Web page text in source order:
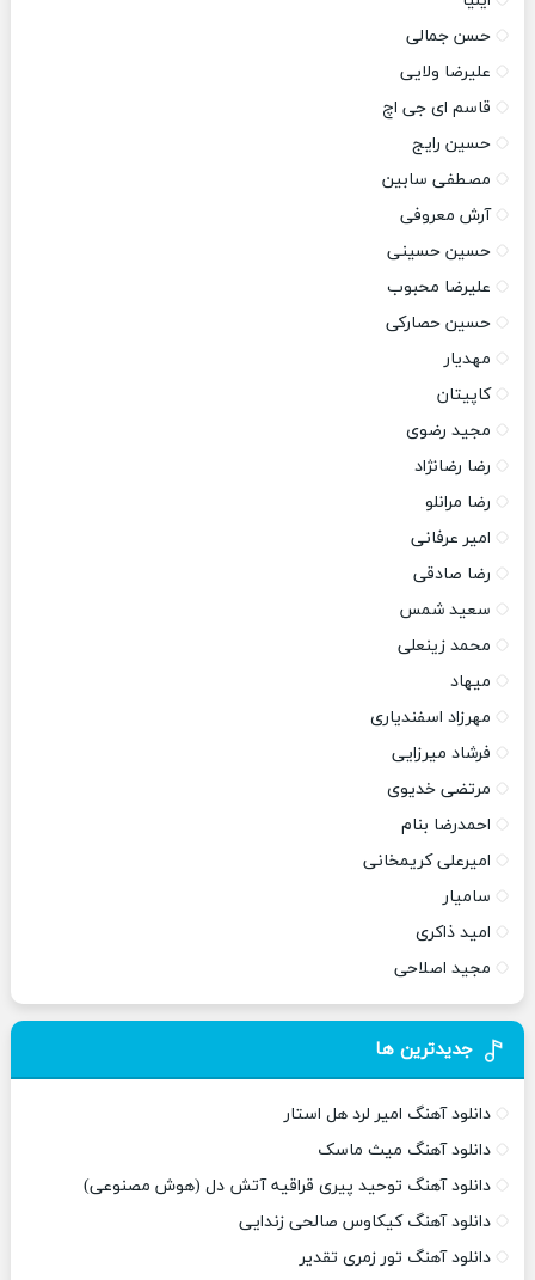
حسن جمالی
علیرضا ولایی
قاسم ای جی اچ
حسین رایج
مصطفی سابین
آرش معروفی
حسین حسینی
علیرضا محبوب
حسین حصارکی
مهدیار
کاپیتان
مجید رضوی
رضا رضانژاد
رضا مرانلو
امیر عرفانی
رضا صادقی
سعید شمس
محمد زینعلی
میهاد
مهرزاد اسفندیاری
فرشاد میرزایی
مرتضی خدیوی
احمدرضا بنام
امیرعلی کریمخانی
سامیار
امید ذاکری
مجید اصلاحی
جدیدترین ها
دانلود آهنگ امیر لرد هل استار
دانلود آهنگ میث ماسک
دانلود آهنگ توحید پیری قراقیه آتش دل (هوش مصنوعی)
دانلود آهنگ کیکاوس صالحی زندایی
دانلود آهنگ تور زمری تقدیر